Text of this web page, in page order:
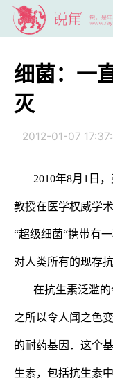
细菌：一
灭
2012-01-07
2010年8月 1 日
教授在医学权威学
“超级细菌“携带有
对人类所有的现存
在抗生素泛滥
之所以令人闻之色
的耐药基因．这个
生素，包括抗生素